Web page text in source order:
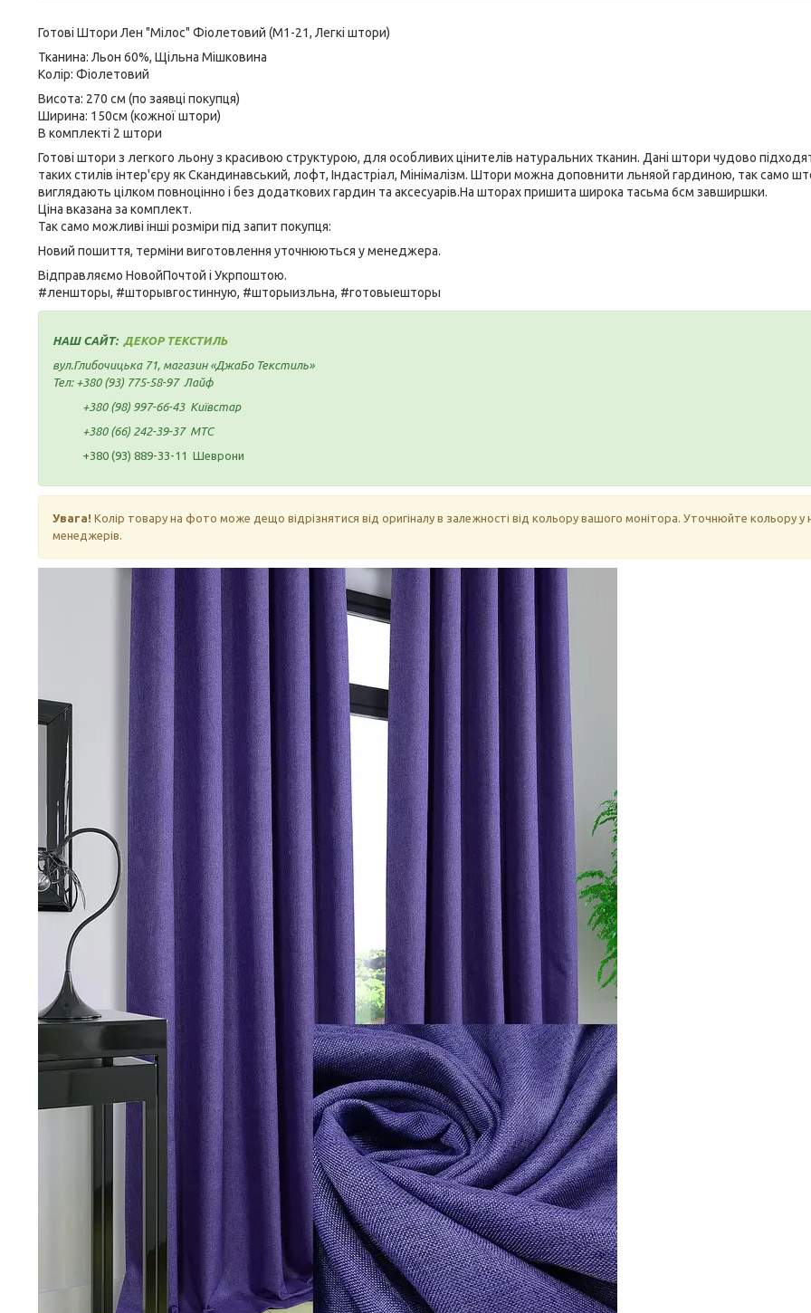
Готові Штори Лен "Мілос" Фіолетовий (М1-21, Легкі штори)
Тканина: Льон 60%, Щільна Мішковина
Колір: Фіолетовий
Висота: 270 см (по заявці покупця)
Ширина: 150см (кожної штори)
В комплекті 2 штори
Готові штори з легкого льону з красивою структурою, для особливих цінителів натуральних тканин. Дані штори чудово
таких стилів інтер'єру як Скандинавський, лофт, Індастріал, Мінімалізм. Штори можна доповнити льняой гардиною, так само
виглядають цілком повноцінно і без додаткових гардин та аксесуарів.На шторах пришита широка тасьма 6см завширшки.
Ціна вказана за комплект.
Так само можливі інші розміри під запит покупця:
Новий пошиття, терміни виготовлення уточнюються у менеджера.
Відправляємо НовойПочтой і Укрпоштою.
#леншторы, #шторывгостинную, #шторыизльна, #готовыешторы
НАШ САЙТ: ДЕКОР ТЕКСТИЛЬ
вул.Глибочицька 71, магазин «ДжаБо Текстиль»
Тел: +380 (93) 775-58-97 Лайф
+380 (98) 997-66-43 Київстар
+380 (66) 242-39-37 МТС
+380 (93) 889-33-11 Шеврони
Увага! Колір товару на фото може дещо відрізнятися від оригіналу в залежності від кольору вашого монітора. Уточнюйте кольору у
менеджерів.